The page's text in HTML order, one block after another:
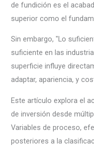
de fundición es el
superior como el
Sin embargo, "Lo
suficiente en las
superficie influye
adaptar, apariencia, y
Este artículo explora el
de inversión desde
Variables de proceso,
posteriores a la